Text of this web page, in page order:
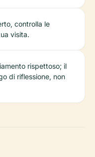
controlla le
visita.
rispettoso; il
di riflessione, non